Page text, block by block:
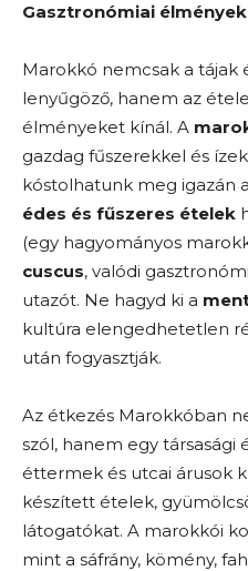
Gasztronómiai élmények
Marokkó nemcsak a
lenyűgöző, hanem az
élményeket kínál. A
gazdag fűszerekkel és
kóstolhatunk meg igazán
édes és fűszeres ételek
(egy hagyományos
cuscus, valódi
utazót. Ne hagyd ki a
kultúra elengedhetetlen
után fogyasztják.
Az étkezés Marokkóban
szól, hanem egy társasági
éttermek és utcai árusok
készített ételek,
látogatókat. A marokkói
mint a sáfrány, kömény,